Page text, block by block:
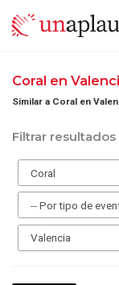
Coral en
Similar a Coral en
Filtrar resultados